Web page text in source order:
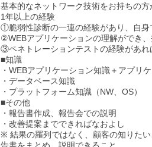
基本的なネットワーク技術をお持ちの方
1年以上の経験
①脆弱性診断の一連の経験があり、自
②WEBアプリケーションの理解ができ
③ペネトレーションテストの経験があれ
■知識
・WEBアプリケーション知識＋アプリ
・データベース知識
・プラットフォーム知識（NW、OS）
■その他
・報告書作成、報告会での説明
・改善提案までできればなおよし
※ 結果の羅列ではなく、顧客の知りた
告書をまとめ、説明できること